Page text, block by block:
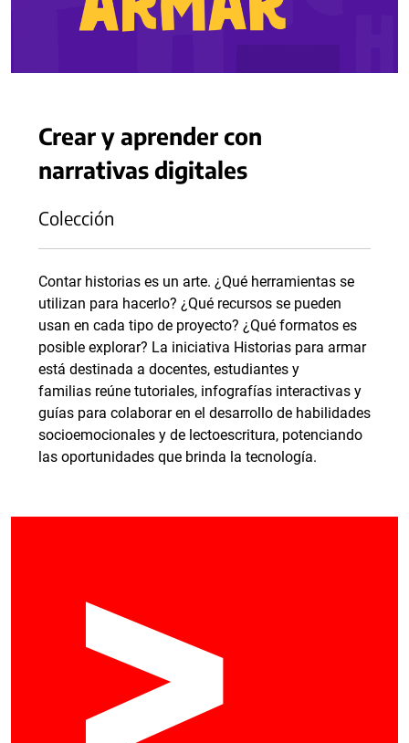
Crear y aprender con
narrativas digitales
Colección
Contar historias es un arte. ¿Qué herramientas se
utilizan para hacerlo? ¿Qué recursos se pueden
usan en cada tipo de proyecto? ¿Qué formatos es
posible explorar? La iniciativa Historias para armar
está destinada a docentes, estudiantes y
familias reúne tutoriales, infografías interactivas y
guías para colaborar en el desarrollo de habilidades
socioemocionales y de lectoescritura, potenciando
las oportunidades que brinda la tecnología.